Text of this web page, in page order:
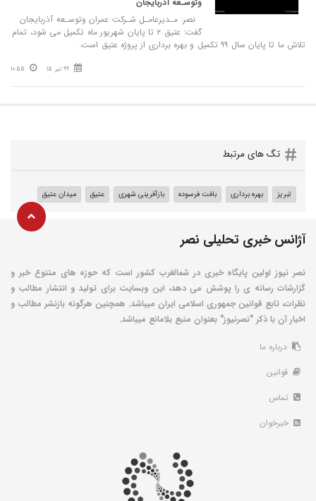
وتوسـعه آذربایجان
نصر: مـدیرعامـل شـرکت عمران وتوسـعه آذربایجان
گفت: عتیق ٢ تا پایان شهریور ماه تکمیل می شود، تمام
تلاش ما تا پایان سال ٩٩ تکمیل و بهره برداری از پروژه عتیق است.
99 تیر 15 10:55
تگ های مرتبط
تبریز بهره برداری بافت فرسوده بازآفرینی شهری عتیق میدان عتیق
آژانس خبری تحلیلی نصر
نصر نیوز اولین پایگاه خبری در شمالغرب کشور است که حوزه های متنوع خبر و
گزارشات رسانه ی را پوشش می دهد، این وبسایت برای تولید و انتشار مطالب و
نظرات، تابع قوانین جمهوری اسلامی ایران میباشد. همچنین هرگونه بازنشر مطالب و
اخبار آن با ذکر "نصرنیوز" بعنوان منبع بلامانع میباشد.
درباره ما
قوانین
تماس
خبرخوان